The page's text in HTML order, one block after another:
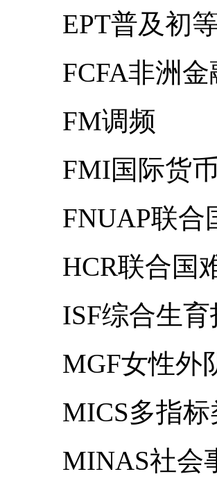
EPT普及初
FCFA非洲
FM调频
FMI国际货
FNUAP联合
HCR联合国
ISF综合生育
MGF女性外
MICS多指
MINAS社会